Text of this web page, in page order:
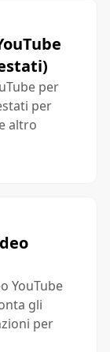
per
per
altro
YouTube
gli
per